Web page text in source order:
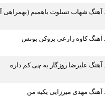
آهنگ شهاب تسلوت باهمیم (بهمراهی
آهنگ کاوه زارعی بروکن بونس
آهنگ علیرضا روزگار یه چی کم داره
آهنگ مهدی میرزایی یکیه من